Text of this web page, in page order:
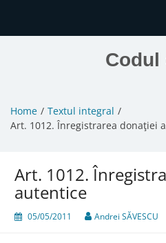
Codul
Home
Textul integral
Art. 1012. Înregistrarea donaţiei
Art. 1012.
autentice
05/05/2011 Andrei SĂVESCU